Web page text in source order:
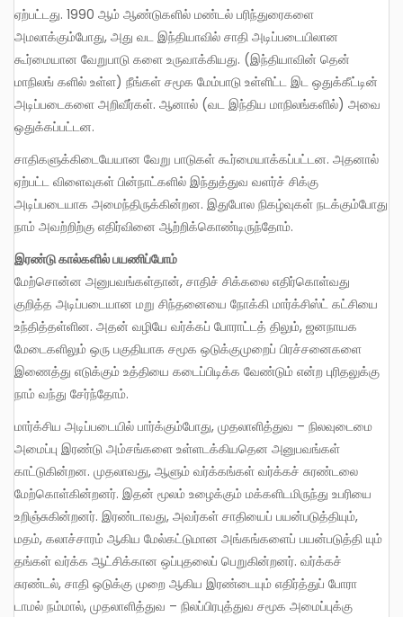
ஏற்பட்டது. 1990 ஆம் ஆண்டுகளில் மண்டல் பரிந்துரைகளை
அமலாக்கும்போது, அது வட இந்தியாவில் சாதி அடிப்படையிலான
கூர்மையான வேறுபாடு களை உருவாக்கியது. (இந்தியாவின் தென்
மாநிலங் களில் உள்ள) நீங்கள் சமூக மேம்பாடு உள்ளிட்ட இட ஒதுக்கீட்டின்
அடிப்படைகளை அறிவீர்கள். ஆனால் (வட இந்திய மாநிலங்களில்) அவை
ஒதுக்கப்பட்டன.
சாதிகளுக்கிடையேயான வேறு பாடுகள் கூர்மையாக்கப்பட்டன. அதனால்
ஏற்பட்ட விளைவுகள் பின்நாட்களில் இந்துத்துவ வளர்ச் சிக்கு
அடிப்படையாக அமைந்திருக்கின்றன. இதுபோல நிகழ்வுகள் நடக்கும்போது
நாம் அவற்றிற்கு எதிர்வினை ஆற்றிக்கொண்டிருந்தோம்.
இரண்டு கால்களில் பயணிப்போம்
மேற்சொன்ன அனுபவங்கள்தான், சாதிச் சிக்கலை எதிர்கொள்வது
குறித்த அடிப்படையான மறு சிந்தனையை நோக்கி மார்க்சிஸ்ட் கட்சியை
உந்தித்தள்ளின. அதன் வழியே வர்க்கப் போராட்டத் திலும், ஜனநாயக
மேடைகளிலும் ஒரு பகுதியாக சமூக ஒடுக்குமுறைப் பிரச்சனைகளை
இணைத்து எடுக்கும் உத்தியை கடைப்பிடிக்க வேண்டும் என்ற புரிதலுக்கு
நாம் வந்து சேர்ந்தோம்.
மார்க்சிய அடிப்படையில் பார்க்கும்போது, முதலாளித்துவ – நிலவுடைமை
அமைப்பு இரண்டு அம்சங்களை உள்ளடக்கியதென அனுபவங்கள்
காட்டுகின்றன. முதலாவது, ஆளும் வர்க்கங்கள் வர்க்கச் சுரண்டலை
மேற்கொள்கின்றனர். இதன் மூலம் உழைக்கும் மக்களிடமிருந்து உபரியை
உறிஞ்சுகின்றனர். இரண்டாவது, அவர்கள் சாதியைப் பயன்படுத்தியும்,
மதம், கலாச்சாரம் ஆகிய மேல்கட்டுமான அங்கங்களைப் பயன்படுத்தி யும்
தங்கள் வர்க்க ஆட்சிக்கான ஒப்புதலைப் பெறுகின்றனர். வர்க்கச்
சுரண்டல், சாதி ஒடுக்கு முறை ஆகிய இரண்டையும் எதிர்த்துப் போரா
டாமல் நம்மால், முதலாளித்துவ – நிலப்பிரபுத்துவ சமூக அமைப்புக்கு